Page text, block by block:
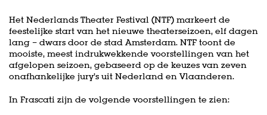
Het Nederlands Theater Festival (NTF) markeert de
feestelijke start van het nieuwe theaterseizoen, elf dagen
lang – dwars door de stad Amsterdam. NTF toont de
mooiste, meest indrukwekkende voorstellingen van het
afgelopen seizoen, gebaseerd op de keuzes van zeven
onafhankelijke jury’s uit Nederland en Vlaanderen.
In Frascati zijn de volgende voorstellingen te zien: